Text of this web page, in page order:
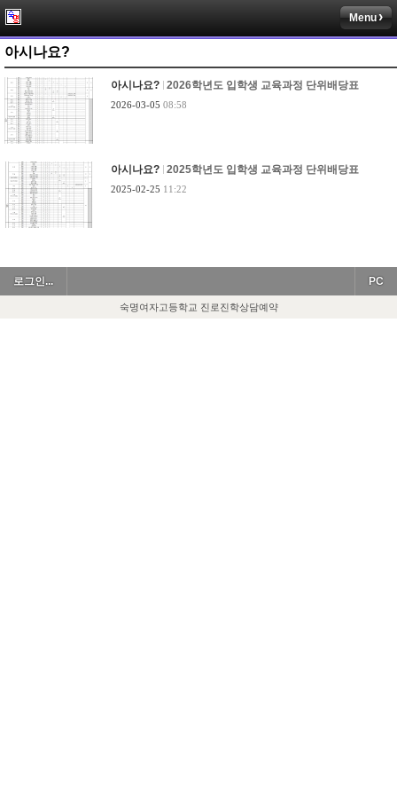
Menu
아시나요?
아시나요? 2026학년도 입학생 교육과정 단위배당표
2026-03-05 08:58
아시나요? 2025학년도 입학생 교육과정 단위배당표
2025-02-25 11:22
로그인... PC
숙명여자고등학교 진로진학상담예약